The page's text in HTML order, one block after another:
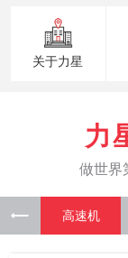
关于力星
高速机